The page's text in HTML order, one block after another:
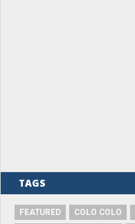
TAGS
FEATURED COLO COLO